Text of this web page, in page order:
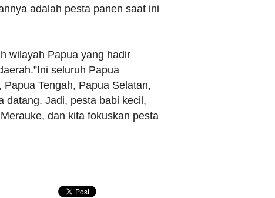
adalah pesta panen saat ini
wilayah Papua yang hadir
seluruh Papua
Tengah, Papua Selatan,
datang. Jadi, pesta babi kecil,
dan kita fokuskan pesta